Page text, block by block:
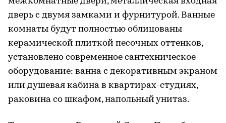
дверь с двумя замками и фурнитурой. Ванные
комнаты будут полностью облицованы
керамической плиткой песочных оттенков,
установлено современное сантехническое
оборудование: ванна с декоративным экраном
или душевая кабина в квартирах-студиях,
раковина со шкафом, напольный унитаз.